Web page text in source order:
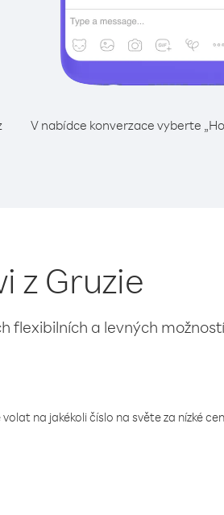
V nabídce konverzace vyberte
z Gruzie
flexibilních a levných
na jakékoli číslo na světe za nízké